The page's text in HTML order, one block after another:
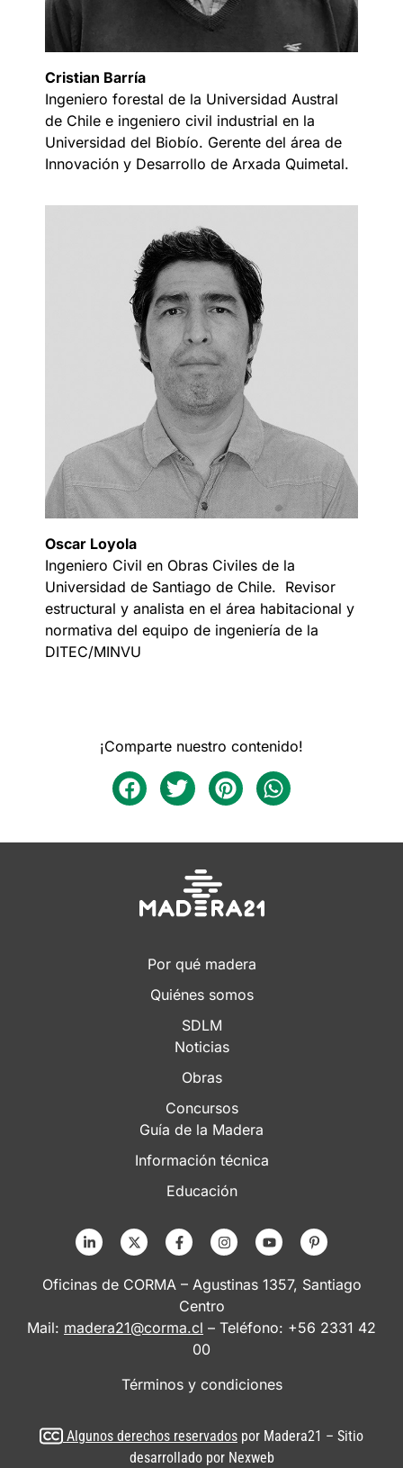
Cristian Barría
Ingeniero forestal de la Universidad Austral
de Chile e ingeniero civil industrial en la
Universidad del Biobío. Gerente del área de
Innovación y Desarrollo de Arxada Quimetal.
Oscar Loyola
Ingeniero Civil en Obras Civiles de la
Universidad de Santiago de Chile. Revisor
estructural y analista en el área habitacional y
normativa del equipo de ingeniería de la
DITEC/MINVU
¡Comparte nuestro contenido!
Por qué madera
Quiénes somos
SDLM
Noticias
Obras
Concursos
Guía de la Madera
Información técnica
Educación
Oficinas de CORMA – Agustinas 1357, Santiago
Centro
Mail: madera21@corma.cl – Teléfono: +56 2331 42
00
Términos y condiciones
Algunos derechos reservados por Madera21 – Sitio
desarrollado por Nexweb